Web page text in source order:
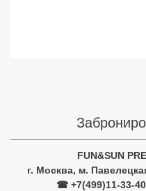
FUN&SUN
г. Москва, м.
☎ +7(499)11-33-
Сетевые отели Бали
Сетевые отели Сейшел
Сетевые отели Маврикия